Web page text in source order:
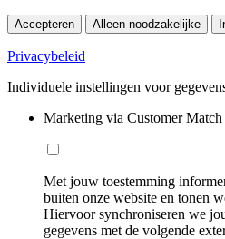
Accepteren Alleen noodzakelijke
Privacybeleid
Individuele instellingen voor
Marketing via Customer Match
Met jouw toestemming
buiten onze website en tonen
Hiervoor synchroniseren we
gegevens met de volgende